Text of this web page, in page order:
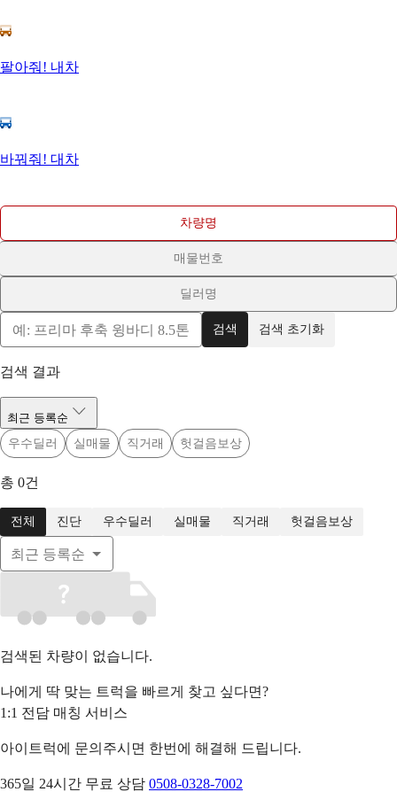
팔아줘! 내차
바꿔줘! 대차
차량명
매물번호
딜러명
검색 검색 초기화
검색 결과
최근 등록순
우수딜러
실매물 직거래 헛걸음보상
총 0건
전체 진단 우수딜러 실매물 직거래 헛걸음보상
최근 등록순
검색된 차량이 없습니다.
나에게 딱 맞는 트럭을 빠르게 찾고 싶다면?
1:1 전담 매칭 서비스
아이트럭에 문의주시면 한번에 해결해 드립니다.
365일 24시간 무료 상담 0508-0328-7002